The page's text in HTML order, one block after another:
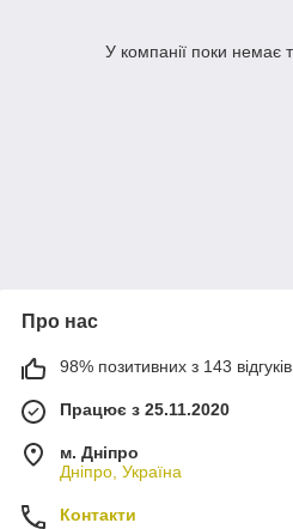
У компанії поки немає
Про нас
98% позитивних з 143 відгуків
Працює з 25.11.2020
м. Дніпро
Дніпро, Україна
Контакти